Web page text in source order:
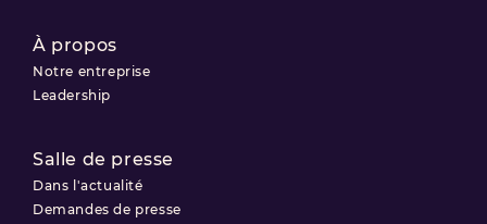
À propos
Notre entreprise
Leadership
Salle de presse
Dans l'actualité
Demandes de presse